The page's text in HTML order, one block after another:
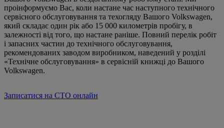
проінформуємо Вас, коли настане час наступного технічного
сервісного обслуговування та техогляду Вашого Volkswagen,
який складає один рік або 15 000 километрів пробігу, в
залежності від того, що настане раніше. Повний перелік робіт
і запасних частин до технічного обслуговування,
рекомендованих заводом виробником, наведений у розділі
«Технічне обслуговування» в сервісній книжці до Вашого
Volkswagen.
Записатися на СТО онлайн